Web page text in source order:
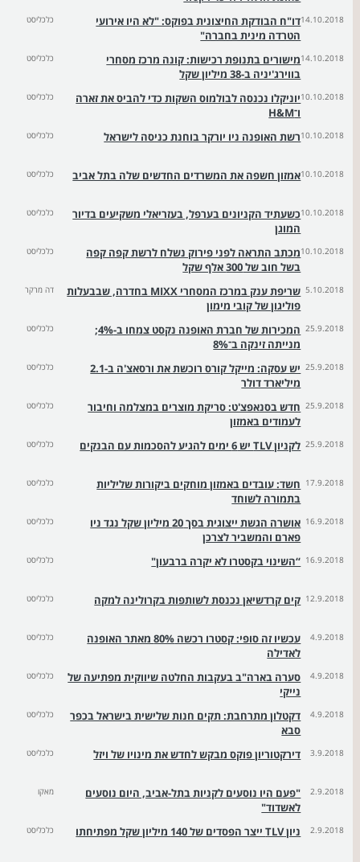
14.10.2018דו"ח הבודקת החיצונית בפוקס: "לא היו אירועי
הטרדה מינית בחברה"
כלכליסט
14.10.2018מישורים בתנופת רכישות: קונה מרכז מסחרי
בווירג'יניה ב-38 מיליון שקל
כלכליסט
10.10.2018יוניקלו נכנסה לבולמוס השקות כדי להביס את זארה
ו־H&M
כלכליסט
10.10.2018רשת האופנה ניו יורקר בוחנת כניסה לישראל כלכליסט
10.10.2018אמזון חשפה את המשרדים החדשים שלה בתל אביב כלכליסט
10.10.2018כשעתיד הקניונים בערפל, בעזריאלי משקיעים בדיור
המוגן
כלכליסט
10.10.2018מכתב התראה לפני פירוק נשלח לרשת קפה קפה
בשל חוב של 300 אלף שקל
כלכליסט
5.10.2018
שריפת ענק במרכז המסחרי MIXX בחדרה, שבבעלות
פוליגון של קובי מימון
דה מרקר
25.9.2018
המכירות של חברת האופנה נקסט צמחו ב-4%;
מנייתה זינקה ב־8%
כלכליסט
25.9.2018
יש עסקה: מייקל קורס רוכשת את ורסאצ'ה ב-2.1
מיליארד דולר
כלכליסט
25.9.2018 חדש בסנאפצ'ט: סריקת מוצרים במצלמה וחיבור
לעמודים באמזון
כלכליסט
25.9.2018 לקניון TLV יש 6 ימים להגיע להסכמות עם הבנקים כלכליסט
17.9.2018 חשד: עובדים באמזון מוחקים ביקורות שליליות
בתמורה לשוחד
כלכליסט
16.9.2018
אושרה הגשת ייצוגית בסך 20 מיליון שקל נגד ניו
פארם והמשביר לצרכן
כלכליסט
16.9.2018 “השינוי בקסטרו לא יקרה ברבעון" כלכליסט
12.9.2018 קים קרדשיאן נכנסת לשותפות בקרולינה למקה כלכליסט
4.9.2018
עכשיו זה סופי: קסטרו רכשה 80% מאתר האופנה
לאדילה
כלכליסט
4.9.2018
סערה בארה"ב בעקבות החלטה שיווקית מפתיעה של
נייקי
כלכליסט
4.9.2018
דקטלון מתרחבת: תקים חנות שלישית בישראל בכפר
סבא
כלכליסט
3.9.2018 דירקטוריון פוקס מבקש לחדש את מינויו של ויזל כלכליסט
2.9.2018
"פעם היו נוסעים לקניות בתל-אביב, היום נוסעים
לאשדוד"
מאקו
2.9.2018 ניון TLV ייצר הפסדים של 140 מיליון שקל מפתיחתו כלכליסט